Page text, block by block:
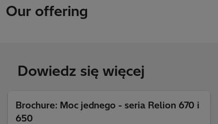
Our offering
Dowiedz się więcej
Brochure: Moc jednego - seria Relion 670 i
650